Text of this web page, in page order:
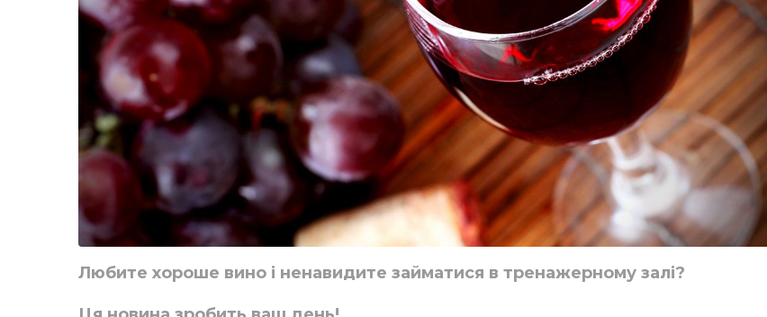
Любите хороше вино і ненавидите займатися в тренажерному залі?